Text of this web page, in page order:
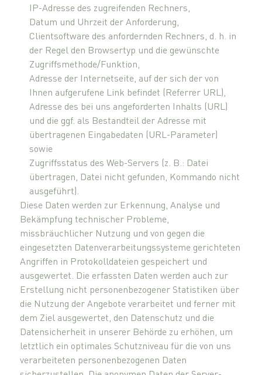
IP-Adresse des zugreifenden Rechners,
Datum und Uhrzeit der Anforderung,
Clientsoftware des anfordernden Rechners, d. h. in
der Regel den Browsertyp und die gewünschte
Zugriffsmethode/Funktion,
Adresse der Internetseite, auf der sich der von
Ihnen aufgerufene Link befindet (Referrer URL),
Adresse des bei uns angeforderten Inhalts (URL)
und die ggf. als Bestandteil der Adresse mit
übertragenen Eingabedaten (URL-Parameter)
sowie
Zugriffsstatus des Web-Servers (z. B.: Datei
übertragen, Datei nicht gefunden, Kommando nicht
ausgeführt).
Diese Daten werden zur Erkennung, Analyse und
Bekämpfung technischer Probleme,
missbräuchlicher Nutzung und von gegen die
eingesetzten Datenverarbeitungssysteme gerichteten
Angriffen in Protokolldateien gespeichert und
ausgewertet. Die erfassten Daten werden auch zur
Erstellung nicht personenbezogener Statistiken über
die Nutzung der Angebote verarbeitet und ferner mit
dem Ziel ausgewertet, den Datenschutz und die
Datensicherheit in unserer Behörde zu erhöhen, um
letztlich ein optimales Schutzniveau für die von uns
verarbeiteten personenbezogenen Daten